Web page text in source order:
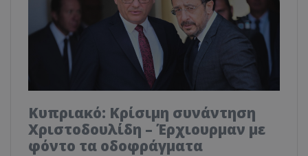
Κυπριακό: Κρίσιμη συνάντηση
Χριστοδουλίδη – Έρχιουρμαν με
φόντο τα οδοφράγματα